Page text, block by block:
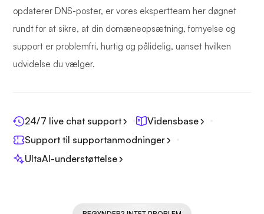
opdaterer DNS-poster, er vores ekspertteam her døgnet
rundt for at sikre, at din domæneopsætning, fornyelse og
support er problemfri, hurtig og pålidelig, uanset hvilken
udvidelse du vælger.
24/7 live chat support
Vidensbase
Support til supportanmodninger
UltaAI-understøttelse